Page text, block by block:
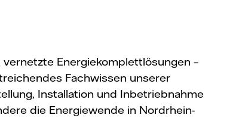
Energiekomplettlösungen –
Fachwissen unserer
Installation und Inbetriebnahme
die Energiewende in Nordrhein-